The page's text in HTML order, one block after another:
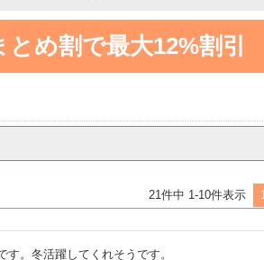
め割で最大12%割引
21件中 1-10件表示 1
。冬活躍してくれそうです。